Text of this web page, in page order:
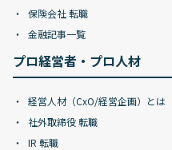
保険会社 転職
金融記事一覧
プロ経営者・プロ人材
経営人材（CxO/経営企画）とは
社外取締役 転職
IR 転職